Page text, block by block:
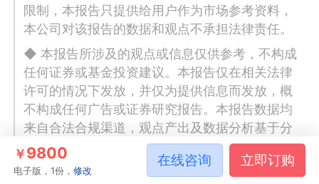
限制，本报告只提供给用户作为市场参考资料，
本公司对该报告的数据和观点不承担法律责任。
◆ 本报告所涉及的观点或信息仅供参考，不构成
任何证券或基金投资建议。本报告仅在相关法律
许可的情况下发放，并仅为提供信息而发放，概
不构成任何广告或证券研究报告。本报告数据均
来自合法合规渠道，观点产出及数据分析基于分
析师对行业的客观理解，本报告不受任何第三方
授意或影响。
￥9800
电子版，1份，修改
在线咨询 立即订购